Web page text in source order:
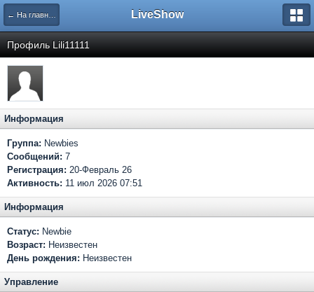
← На главную LiveShow
Профиль Lili11111
Информация
Группа: Newbies
Сообщений: 7
Регистрация: 20-Февраль 26
Активность: 11 июл 2026 07:51
Информация
Статус: Newbie
Возраст: Неизвестен
День рождения: Неизвестен
Управление